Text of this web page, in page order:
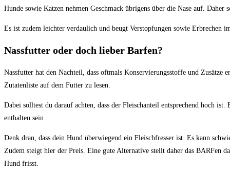
Hunde sowie Katzen nehmen Geschmack übrigens über die Nase auf.
Es ist zudem leichter verdaulich und beugt Verstopfungen sowie Erbrechen
Nassfutter oder doch lieber Barfen?
Nassfutter hat den Nachteil, dass oftmals Konservierungsstoffe und Zusätze
Zutatenliste auf dem Futter zu lesen.
Dabei solltest du darauf achten, dass der Fleischanteil entsprechend hoch
enthalten sein.
Denk dran, dass dein Hund überwiegend ein Fleischfresser ist. Es kann
Zudem steigt hier der Preis. Eine gute Alternative stellt daher das BARFen
Hund frisst.